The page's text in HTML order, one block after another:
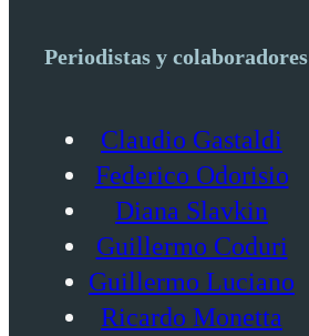
Periodistas y colaboradores
Claudio Gastaldi
Federico Odorisio
Diana Slavkin
Guillermo Coduri
Guillermo Luciano
Ricardo Monetta